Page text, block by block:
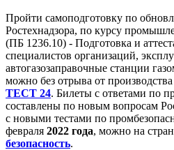
Пройти самоподготовку по
Ростехнадзора, по курсу
(ПБ 1236.10) - Подготовка и
специалистов организаций,
автогазозаправочные станции
можно без отрыва от
ТЕСТ 24. Билеты с ответами по
составлены по новым вопросам
с новыми тестами по
февраля 2022 года, можно на
безопасность.